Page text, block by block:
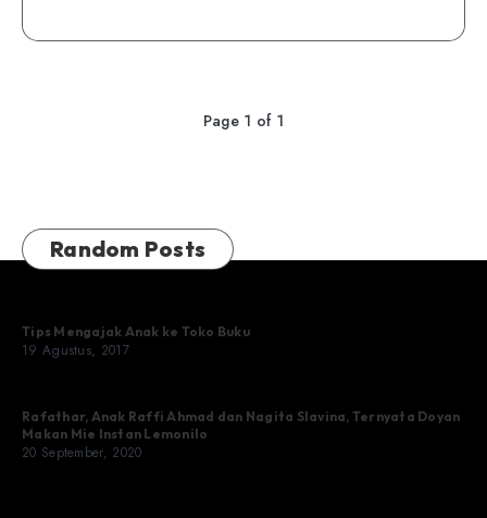
Page 1 of 1
Random Posts
Tips Mengajak Anak ke Toko Buku
19 Agustus, 2017
Rafathar, Anak Raffi Ahmad dan Nagita Slavina, Ternyata Doyan
Makan Mie Instan Lemonilo
20 September, 2020